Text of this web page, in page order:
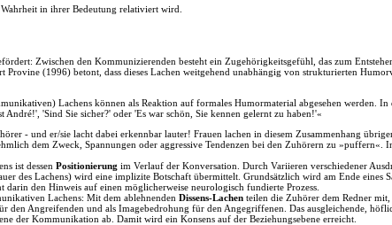
in ihrer Bedeutung relativiert wird.
Zwischen den Kommunizierenden besteht ein Zugehörigkeitsgefühl, das zum
Provine (1996) betont, dass dieses Lachen weitgehend unabhängig von strukturierten
Lachens können als Reaktion auf formales Humormaterial abgesehen werden.
André!', 'Sind Sie sicher?' oder 'Es war schön, Sie kennen gelernt zu haben!'«
- und er/sie lacht dabei erkennbar lauter! Frauen lachen in diesem Zusammenhang
dem Zweck, Spannungen oder aggressive Tendenzen bei den Zuhörern zu »puffern«.
ist dessen Positionierung im Verlauf der Konversation. Durch Variieren verschiedener
des Lachens) wird eine implizite Botschaft übermittelt. Grundsätzlich wird am Ende eines
darin den Hinweis auf einen möglicherweise neurologisch fundierte Prozess.
Lachens: Mit dem ablehnenden Dissens-Lachen teilen die Zuhörer dem Redner
den Angreifenden und als Imagebedrohung für den Angegriffenen. Das ausgleichende,
der Kommunikation ab. Damit wird ein Konsens auf der Beziehungsebene erreicht.